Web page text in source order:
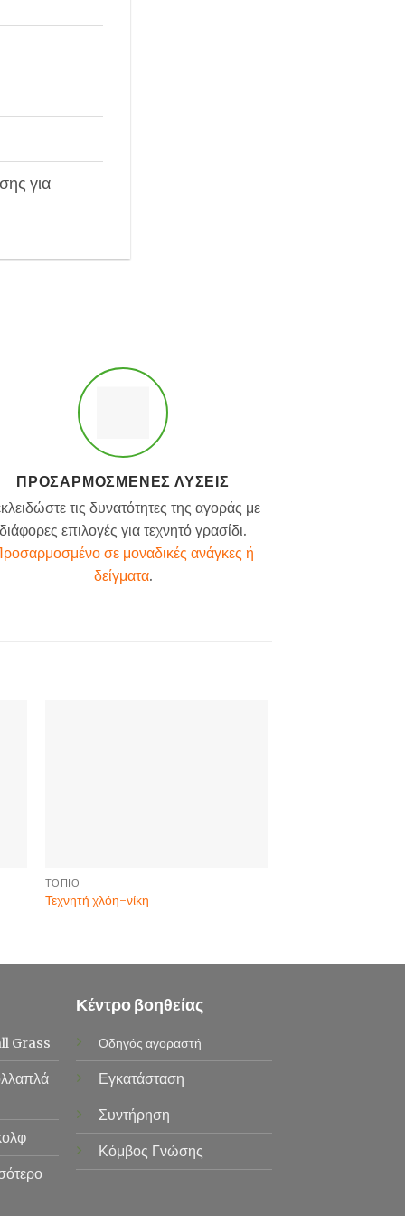
για
ΠΡΟΣΑΡΜΟΣΜΈΝΕΣ ΛΎΣΕΙΣ
τις δυνατότητες της αγοράς με
διάφορες επιλογές για τεχνητό γρασίδι.
σε μοναδικές ανάγκες ή
δείγματα.
ΤΟΠΊΟ
Τεχνητή χλόη-νίκη
Grass
Κέντρο βοηθείας
Οδηγός αγοραστή
Εγκατάσταση
Συντήρηση
Κόμβος Γνώσης